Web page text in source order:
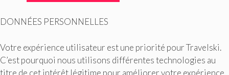
DONNÉES PERSONNELLES
Votre expérience utilisateur est une priorité pour Travelski.
C’est pourquoi nous utilisons différentes technologies au
titre de cet intérêt légitime pour améliorer votre expérience